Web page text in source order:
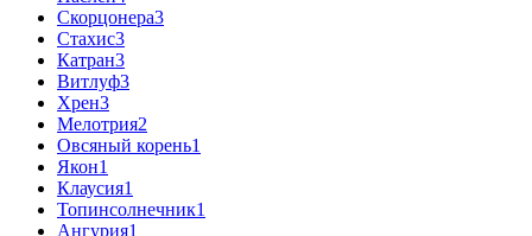
Скорцонера3
Стахис3
Катран3
Витлуф3
Хрен3
Мелотрия2
Овсяный корень1
Якон1
Клаусия1
Топинсолнечник1
Ангурия1